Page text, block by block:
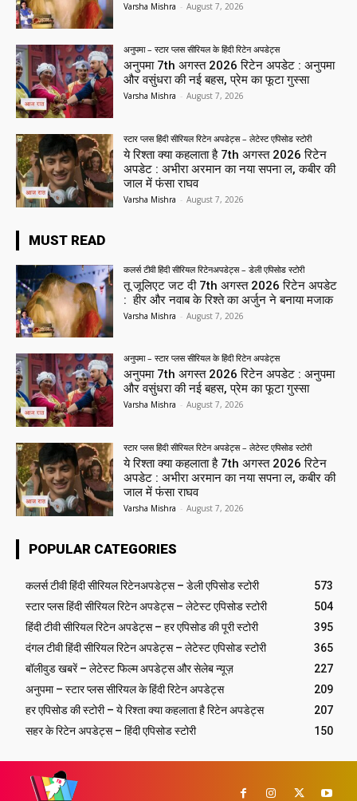
Varsha Mishra - August 7, 2026
अनुपमा – स्टार प्लस सीरियल के हिंदी रिटेन अपडेट्स
अनुपमा 7th अगस्त 2026 रिटेन अपडेट : अनुपमा
और वसुंधरा की नई बहस, प्रेम का फूटा गुस्सा
Varsha Mishra - August 7, 2026
स्टार प्लस हिंदी सीरियल रिटेन अपडेट्स – लेटेस्ट एपिसोड स्टोरी
ये रिश्ता क्या कहलाता है 7th अगस्त 2026 रिटेन
अपडेट : अभीरा अरमान का नया सपना ल, कबीर की
जाल में फंसा राघव
Varsha Mishra - August 7, 2026
MUST READ
कलर्स टीवी हिंदी सीरियल रिटेनअपडेट्स – डेली एपिसोड स्टोरी
तू जूलिएट जट दी 7th अगस्त 2026 रिटेन अपडेट
: हीर और नवाब के रिश्ते का अर्जुन ने बनाया मजाक
Varsha Mishra - August 7, 2026
अनुपमा – स्टार प्लस सीरियल के हिंदी रिटेन अपडेट्स
अनुपमा 7th अगस्त 2026 रिटेन अपडेट : अनुपमा
और वसुंधरा की नई बहस, प्रेम का फूटा गुस्सा
Varsha Mishra - August 7, 2026
स्टार प्लस हिंदी सीरियल रिटेन अपडेट्स – लेटेस्ट एपिसोड स्टोरी
ये रिश्ता क्या कहलाता है 7th अगस्त 2026 रिटेन
अपडेट : अभीरा अरमान का नया सपना ल, कबीर की
जाल में फंसा राघव
Varsha Mishra - August 7, 2026
POPULAR CATEGORIES
कलर्स टीवी हिंदी सीरियल रिटेनअपडेट्स – डेली एपिसोड स्टोरी
573
स्टार प्लस हिंदी सीरियल रिटेन अपडेट्स – लेटेस्ट एपिसोड स्टोरी
504
हिंदी टीवी सीरियल रिटेन अपडेट्स – हर एपिसोड की पूरी स्टोरी
395
दंगल टीवी हिंदी सीरियल रिटेन अपडेट्स – लेटेस्ट एपिसोड स्टोरी
365
बॉलीवुड खबरें – लेटेस्ट फिल्म अपडेट्स और सेलेब न्यूज़
227
अनुपमा – स्टार प्लस सीरियल के हिंदी रिटेन अपडेट्स
209
हर एपिसोड की स्टोरी – ये रिश्ता क्या कहलाता है रिटेन अपडेट्स
207
सहर के रिटेन अपडेट्स – हिंदी एपिसोड स्टोरी
150